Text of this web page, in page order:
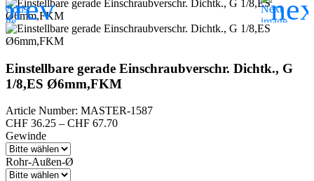
Einstellbare gerade Einschraubverschr. Dichtk., G
1/8,ES Ø6mm,FKM
Article Number: MASTER-1587
CHF 36.25 – CHF 67.70Preisspanne:
Gewinde
Rohr-Außen-Ø